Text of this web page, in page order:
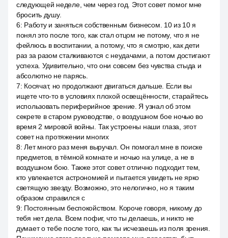
следующей неделе, чем через год. Этот совет помог мне
бросить душу.
6: Работу и заняться собственным бизнесом. 10 из 10 я
понял это после того, как стал отцом не потому, что я не
фейлюсь в воспитании, а потому, что я смотрю, как дети
раз за разом сталкиваются с неудачами, а потом достигают
успеха. Удивительно, что они совсем без чувства стыда и
абсолютно не парясь.
7: Косячат, но продолжают двигаться дальше. Если вы
ищете что-то в условиях плохой освещённости, старайтесь
использовать периферийное зрение. Я узнал об этом
секрете в старом руководстве, о воздушном бое ночью во
время 2 мировой войны. Так устроены наши глаза, этот
совет на протяжении многих
8:Лет много раз меня выручал. Он помогал мне в поиске
предметов, в тёмной комнате и ночью на улице, а не в
воздушном бою. Также этот совет отлично подходит тем,
кто увлекается астрономией и пытается увидеть не ярко
светящую звезду. Возможно, это нелогично, но я таким
образом справился с
9: Постоянным беспокойством. Короче говоря, никому до
тебя нет дела. Всем пофиг, что ты делаешь, и никто не
думает о тебе после того, как ты исчезаешь из поля зрения.